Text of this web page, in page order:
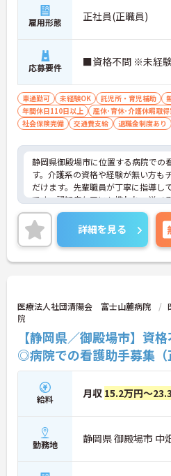
雇用形態 正社員(正職員)
応募要件 ■資格不問 ※未経
車通勤可 未経験OK 託児所・育児補助
年間休日110日以上
産休･育休･介護休暇取得
社会保険完備
交通費支給 退職金制度あり
静岡県御殿場市に位置する病院での
す。介護系の資格や経験が無い方も
だけます。先輩職員が丁寧に指導し
です。認知症ケアにも携われ、学べ
勤のみのご勤務ですので、生活リズ
無理なくご勤務いただけます♪月10
月平均4時間程度と少なく、ワーク
を大切にした働き方も叶います。ご
は、面接対策ポイントなど、さらに
詳細を見る
医療法人社団清陽会 富士山麓病院
院
【静岡県／御殿場市】資
◎病院での看護助手募集（
給料 月収 15.2万円～
勤務地 静岡県 御殿場市 中